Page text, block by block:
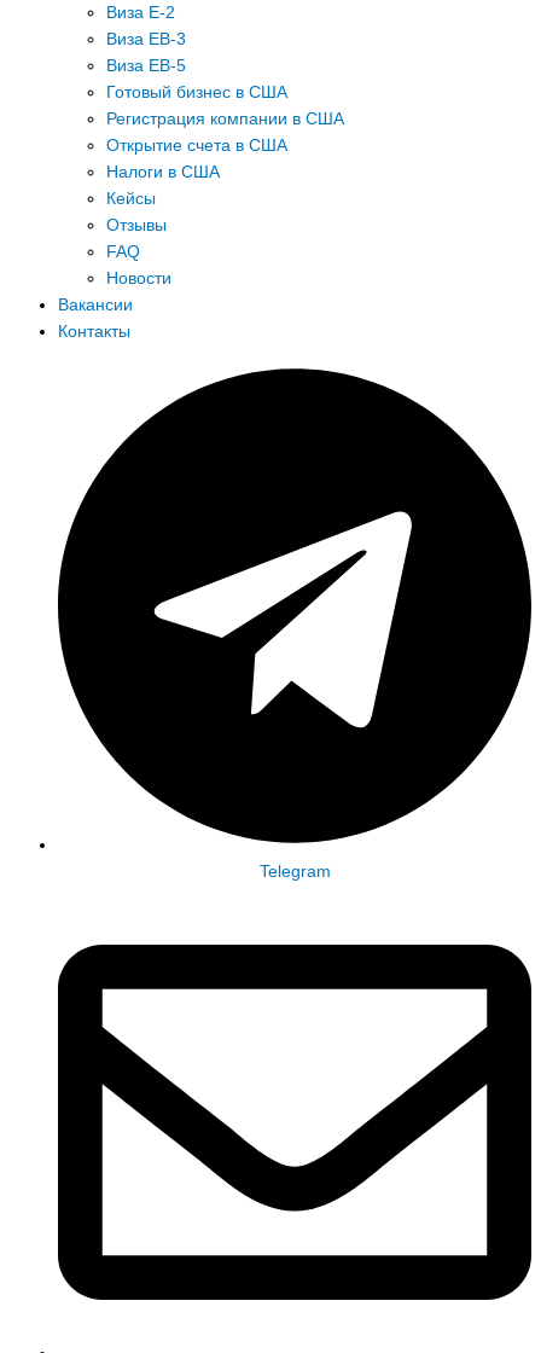
Виза E-2
Виза EB-3
Виза EB-5
Готовый бизнес в США
Регистрация компании в США
Открытие счета в США
Налоги в США
Кейсы
Отзывы
FAQ
Новости
Вакансии
Контакты
Telegram